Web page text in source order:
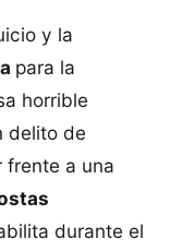
y la
para la
horrible
delito de
frente a una
durante el